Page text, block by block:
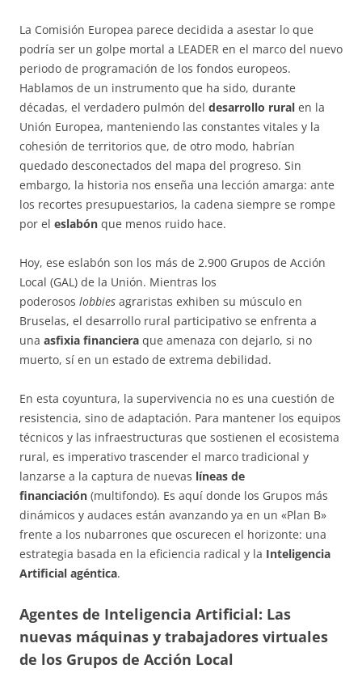
La Comisión Europea parece decidida a asestar lo que
podría ser un golpe mortal a LEADER en el marco del nuevo
periodo de programación de los fondos europeos.
Hablamos de un instrumento que ha sido, durante
décadas, el verdadero pulmón del desarrollo rural en la
Unión Europea, manteniendo las constantes vitales y la
cohesión de territorios que, de otro modo, habrían
quedado desconectados del mapa del progreso. Sin
embargo, la historia nos enseña una lección amarga: ante
los recortes presupuestarios, la cadena siempre se rompe
por el eslabón que menos ruido hace.
Hoy, ese eslabón son los más de 2.900 Grupos de Acción
Local (GAL) de la Unión. Mientras los
poderosos lobbies agraristas exhiben su músculo en
Bruselas, el desarrollo rural participativo se enfrenta a
una asfixia financiera que amenaza con dejarlo, si no
muerto, sí en un estado de extrema debilidad.
En esta coyuntura, la supervivencia no es una cuestión de
resistencia, sino de adaptación. Para mantener los equipos
técnicos y las infraestructuras que sostienen el ecosistema
rural, es imperativo trascender el marco tradicional y
lanzarse a la captura de nuevas líneas de
financiación (multifondo). Es aquí donde los Grupos más
dinámicos y audaces están avanzando ya en un «Plan B»
frente a los nubarrones que oscurecen el horizonte: una
estrategia basada en la eficiencia radical y la Inteligencia
Artificial agéntica.
Agentes de Inteligencia Artificial: Las
nuevas máquinas y trabajadores virtuales
de los Grupos de Acción Local